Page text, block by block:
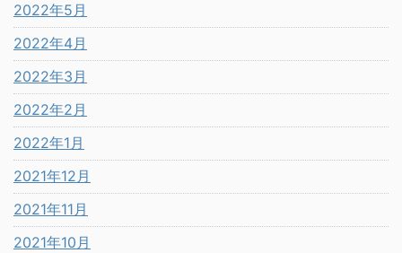
2022年5月
2022年4月
2022年3月
2022年2月
2022年1月
2021年12月
2021年11月
2021年10月